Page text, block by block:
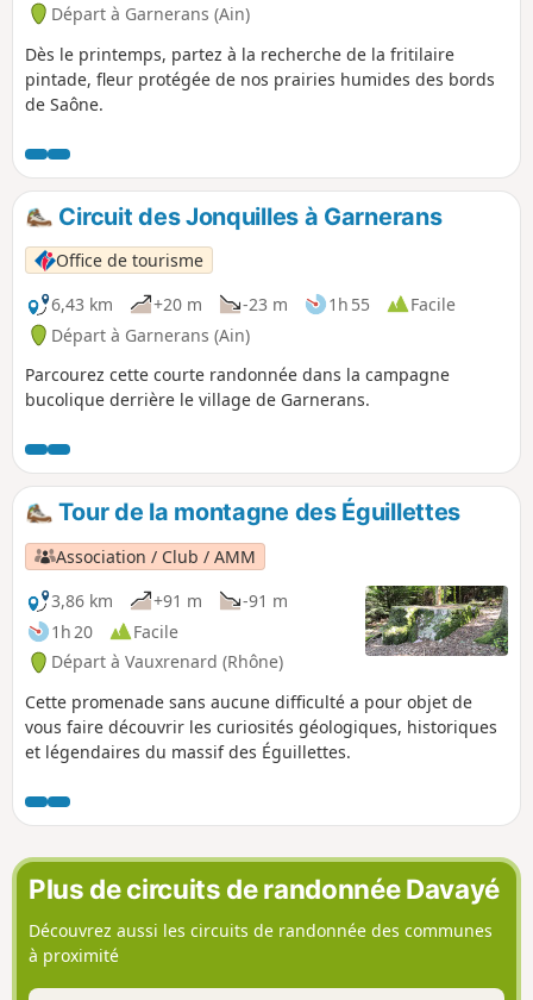
Départ à Garnerans (Ain)
Dès le printemps, partez à la recherche de la fritilaire
pintade, fleur protégée de nos prairies humides des bords
de Saône.
Circuit des Jonquilles à Garnerans
Office de tourisme
6,43 km
+20 m -23 m 1h 55
Facile
Départ à Garnerans (Ain)
Parcourez cette courte randonnée dans la campagne
bucolique derrière le village de Garnerans.
Tour de la montagne des Éguillettes
Association / Club / AMM
3,86 km
+91 m
-91 m
1h 20
Facile
Départ à Vauxrenard (Rhône)
Cette promenade sans aucune difficulté a pour objet de
vous faire découvrir les curiosités géologiques, historiques
et légendaires du massif des Éguillettes.
Plus de circuits de randonnée Davayé
Découvrez aussi les circuits de randonnée des communes
à proximité